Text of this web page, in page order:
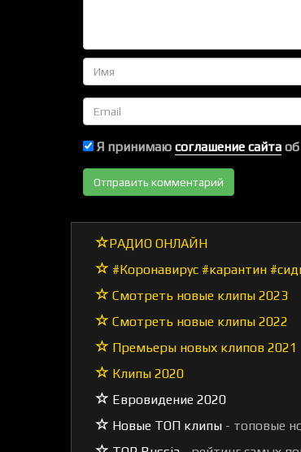
Имя
Email
Я принимаю соглашение сайта
РАДИО ОНЛАЙН
#Коронавирус #карантин
Смотреть новые клипы 2023
Смотреть новые клипы 2022
Премьеры новых клипов 2021
Клипы 2020
Евровидение 2020
Новые ТОП клипы - топовые